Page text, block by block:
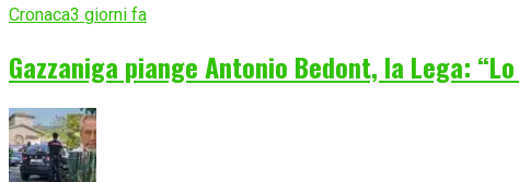
Cronaca3 giorni fa
Gazzaniga piange Antonio Bedont, la Lega: